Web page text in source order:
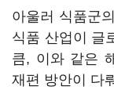
아울러 식품군
식품 산업이 글
큼, 이와 같은
재편 방안이 다